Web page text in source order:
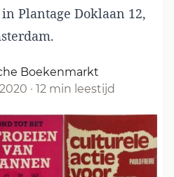
Plantage Doklaan 12,
Boekenmarkt
· 12 min leestijd